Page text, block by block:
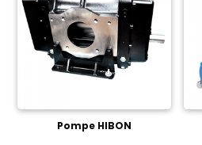
Pompe HIBON